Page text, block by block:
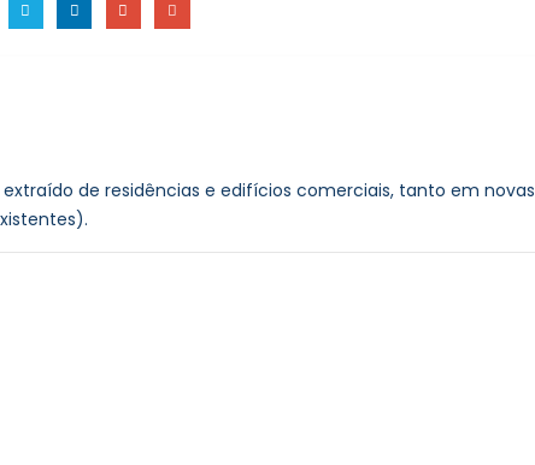
de residências e edifícios comerciais, tanto em novas